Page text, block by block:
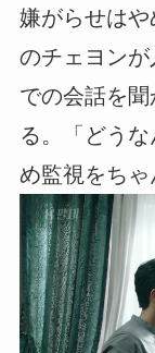
嫌がらせは
のチェヨン
での会話を
る。「どう
め監視をちゃ